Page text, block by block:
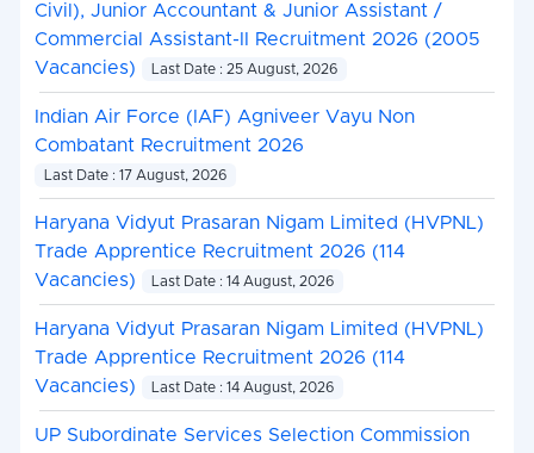
Civil), Junior Accountant & Junior Assistant /
Commercial Assistant-II Recruitment 2026 (2005
Vacancies)
Last Date : 25 August, 2026
Indian Air Force (IAF) Agniveer Vayu Non
Combatant Recruitment 2026
Last Date : 17 August, 2026
Haryana Vidyut Prasaran Nigam Limited (HVPNL)
Trade Apprentice Recruitment 2026 (114
Vacancies)
Last Date : 14 August, 2026
Haryana Vidyut Prasaran Nigam Limited (HVPNL)
Trade Apprentice Recruitment 2026 (114
Vacancies)
Last Date : 14 August, 2026
UP Subordinate Services Selection Commission